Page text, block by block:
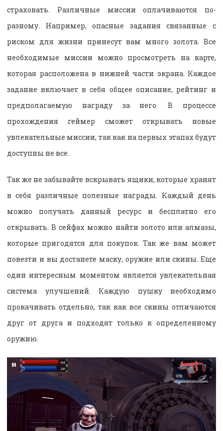
страховать. Различные миссии оплачиваются по-
разному. Например, опасные задания связанные с
риском для жизни принесут вам много золота. Все
необходимые миссии можно просмотреть на карте,
которая расположена в нижней части экрана. Каждое
задание включает в себя общее описание, рейтинг и
предполагаемую награду за него. В процессе
прохождения геймер сможет открывать новые
увлекательные миссии, так как на первых этапах будут
доступны не все.
Так же не забывайте вскрывать ящики, которые хранят
в себя различные полезные награды. Каждый день
можно получать данный ресурс и бесплатно его
открывать. В сейфах можно найти золото или алмазы,
которые пригодятся для покупок. Так же вам может
повезти и вы достанете маску, оружие или скины. Еще
один интересным моментом является увлекательная
система улучшений. Каждую пушку необходимо
прокачивать отдельно, так как все скины отличаются
друг от друга и подходят только к определенному
оружию.